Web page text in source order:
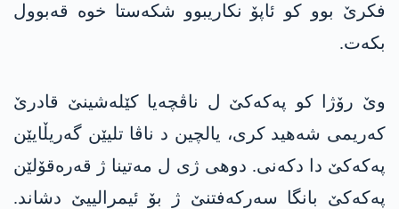
فکرێ بوو کو ئاپۆ نکاریبوو شکەستا خوە قەبوول
بکەت.
وێ رۆژا کو پەکەکێ ل ناڤچەیا کێلەشینێ قادرێ
کەریمی شەھید کری، یالچین د ناڤا تلیێن گەریڵایێن
پەکەکێ دا دکەنی. دوھی ژی ل مەتینا ژ قەرەقۆلێن
پەکەکێ بانگا سەرکەفتنێ ژ بۆ ئیمرالییێ دشاند.